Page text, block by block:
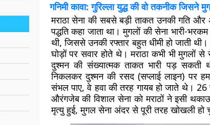
गनिमी कावा: गुरिल्ला युद्ध की वो तकनीक जिसने
मराठा सेना की सबसे बड़ी ताकत उनकी गति और
पद्धति कहा जाता था। मुगलों की सेना भारी-
थी, जिससे उनकी रफ्तार बहुत धीमी हो जाती
घोड़ों पर सवार होते थे। मराठा कभी भी
दुश्मन की संख्यात्मक ताकत भारी पड़
निकलकर दुश्मन की रसद (सप्लाई लाइन)
संभल पाए, वे हवा की तरह गायब हो जाते थे।
औरंगजेब की विशाल सेना को मराठों ने इसी
मृत्यु हुई, मुगल सेना अंदर से पूरी तरह खोखली हो